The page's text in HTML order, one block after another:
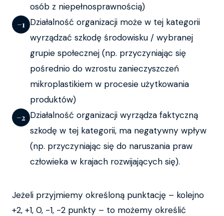
osób z niepełnosprawnością)
−1 Działalność organizacji może w tej kategorii
wyrządzać szkodę środowisku / wybranej
grupie społecznej (np. przyczyniając się
pośrednio do wzrostu zanieczyszczeń
mikroplastikiem w procesie użytkowania
produktów)
−2 Działalność organizacji wyrządza faktyczną
szkodę w tej kategorii, ma negatywny wpływ
(np. przyczyniając się do naruszania praw
człowieka w krajach rozwijających się).
Jeżeli przyjmiemy określoną punktację – kolejno
+2, +1, 0, -1, -2 punkty – to możemy określić